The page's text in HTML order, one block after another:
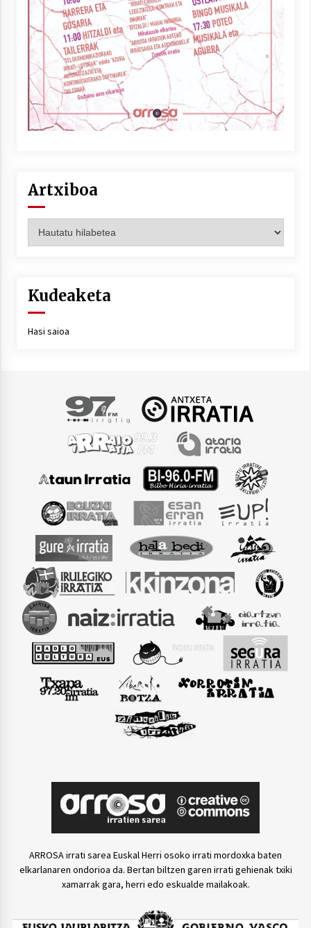
Artxiboa
Kudeaketa
Hasi saioa
ARROSA irrati sarea Euskal Herri osoko irrati mordoxka baten
elkarlanaren ondorioa da. Bertan biltzen garen irrati gehienak txiki
xamarrak gara, herri edo eskualde mailakoak.